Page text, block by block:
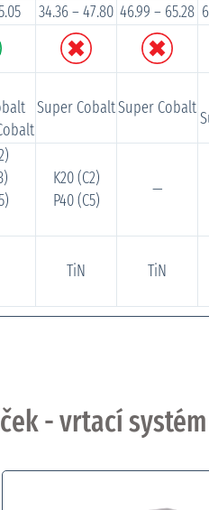
34.36 – 47.80 46.99 – 65.28
Super CobaltSuper Cobalt
K20 (C2)
P40 (C5)
—
TiN TiN
- vrtací systém